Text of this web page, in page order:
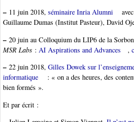
–11 juin 2018, séminaire Inria Alumni
Guillaume Dumas (Institut Pasteur), David
–20 juin au Colloquium du LIP6 de la
MSR Labs : AI Aspirations and Advances ,
–22 juin 2018, Gilles Dowek sur
informatique
: « on a des heures, des
bien formés ».
Et par écrit :